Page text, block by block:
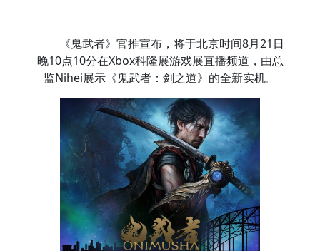
《鬼武者》官推宣布，将于北京时间8月21日
晚10点10分在Xbox科隆展游戏展直播频道，由总
监Nihei展示《鬼武者：剑之道》的全新实机。